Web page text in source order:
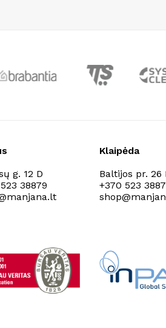
g. 12 D
38879
Klaipėda
Baltijos pr. 26
+370 523